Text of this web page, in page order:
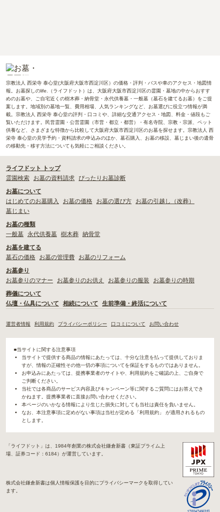
宗教法人 西栄寺 泰心堂(大阪府大阪市西淀川区）の価格・評判・バスや車のアクセス・地図情
報。お墓探しのlife.（ライフドット）は、大阪府大阪市西淀川区の霊園・墓地の中からおすす
めのお墓や、ご自宅近くの樹木葬・納骨堂・永代供養墓・一般墓（墓石を建てるお墓）をご提
案します。地域別の墓地一覧、費用相場、人気ランキングなど、お墓選びに役立つ情報が満
載。宗教法人 西栄寺 泰心堂の評判・口コミや、詳細な交通アクセス・地図、料金・値段もご
覧いただけます。民営霊園・公営霊園（市営・都立・都営）・有名寺院、宗教・宗派、ペット
供養など、さまざまな特徴から比較して大阪府大阪市西淀川区のお墓を探せます。宗教法人 西
栄寺 泰心堂の見学予約・資料請求の申込みのほか、墓石購入、お墓の移設、墓じまい後の遺骨
の移動先・移す方法についても気軽にご相談ください。
ライフドット トップ
霊園検索
お墓の資料請求 ぴったりお墓診断
お墓について
はじめてのお墓購入
お墓の価格 お墓の選び方
お墓の引越し（改葬）
墓じまい
お墓の種類
一般墓
永代供養墓 樹木葬 納骨堂
お墓を建てる
墓石の価格
お墓の管理費
お墓のリフォーム
お墓参り
お墓参りのマナー
お墓参りのお供え お墓参りの服装
お墓参りの時期
葬儀について
仏壇・仏具について
相続について 生前準備・終活について
運営者情報 利用規約 プライバシーポリシー 口コミについて お問い合わせ
■当サイトに関する注意事項
当サイトで提供する商品の情報にあたっては、十分な注意を払って提供しておりま
すが、情報の正確性その他一切の事項についてを保証をするものではありません。
お申込みにあたっては、提携事業者のサイトや、利用規約をご確認の上、ご自身で
ご判断ください。
当社では各商品のサービス内容及びキャンペーン等に関するご質問にはお答えでき
かねます。提携事業者に直接お問い合わせください。
本ページのいかなる情報により生じた損失に対しても当社は責任を負いません。
なお、本注意事項に定めがない事項は当社が定める「利用規約」 が適用されるもの
とします。
「ライフドット」は、1984年創業の株式会社鎌倉新書（東証プライム上
場、証券コード：6184）が運営しています。
株式会社鎌倉新書は個人情報保護を目的にプライバシーマークを取得してい
ます。